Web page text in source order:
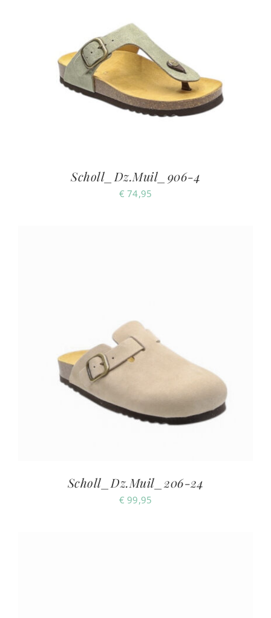
Scholl_Dz.Muil_906-4
€ 74,95
Scholl_Dz.Muil_206-24
€ 99,95